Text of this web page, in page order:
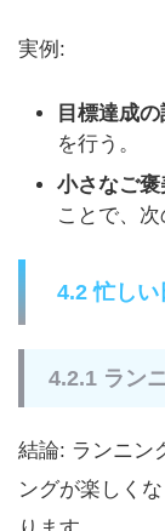
実例:
目標達成
を行う。
小さなご褒
ことで、次
4.2 忙し
4.2.1 ラン
結論: ランニン
ングが楽しく